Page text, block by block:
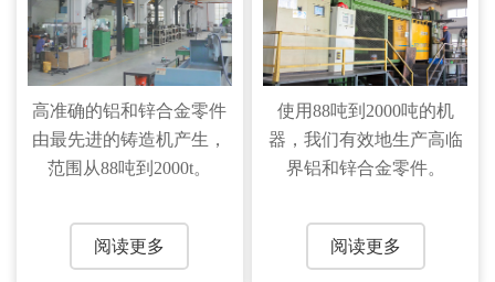
高准确的铝和锌合金零件
由最先进的铸造机产生，
范围从88吨到2000t。
阅读更多
使用88吨到2000吨的机
器，我们有效地生产高临
界铝和锌合金零件。
阅读更多